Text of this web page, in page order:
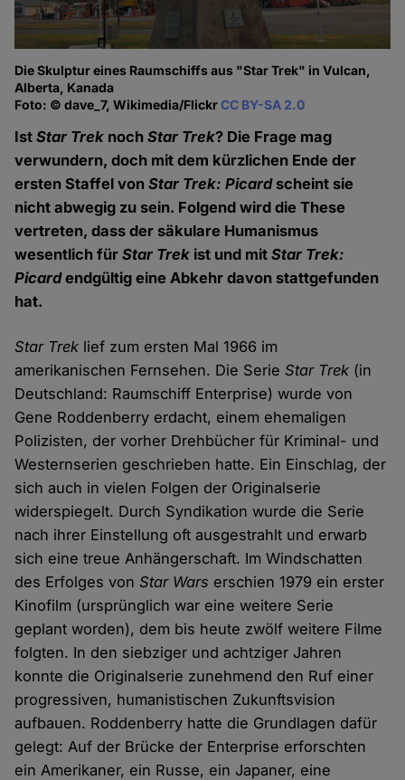
Die Skulptur eines Raumschiffs aus "Star Trek" in Vulcan,
Alberta, Kanada
Foto: © dave_7, Wikimedia/FlickrCC BY-SA 2.0
IstStar Trek nochStar Trek? Die Frage mag
verwundern, doch mit dem kürzlichen Ende der
ersten Staffel vonStar Trek: Picardscheint sie
nicht abwegig zu sein. Folgend wird die These
vertreten, dass der säkulare Humanismus
wesentlich fürStar Trek ist und mitStar Trek:
Picardendgültig eine Abkehr davon stattgefunden
hat.
Star Trek lief zum ersten Mal 1966 im
amerikanischen Fernsehen. Die SerieStar Trek (in
Deutschland: Raumschiff Enterprise) wurde von
Gene Roddenberry erdacht, einem ehemaligen
Polizisten, der vorher Drehbücher für Kriminal- und
Westernserien geschrieben hatte. Ein Einschlag, der
sich auch in vielen Folgen der Originalserie
widerspiegelt. Durch Syndikation wurde die Serie
nach ihrer Einstellung oft ausgestrahlt und erwarb
sich eine treue Anhängerschaft. Im Windschatten
des Erfolges vonStar Wars erschien 1979 ein erster
Kinofilm (ursprünglich war eine weitere Serie
geplant worden), dem bis heute zwölf weitere Filme
folgten. In den siebziger und achtziger Jahren
konnte die Originalserie zunehmend den Ruf einer
progressiven, humanistischen Zukunftsvision
aufbauen. Roddenberry hatte die Grundlagen dafür
gelegt: Auf der Brücke der Enterprise erforschten
ein Amerikaner, ein Russe, ein Japaner, eine